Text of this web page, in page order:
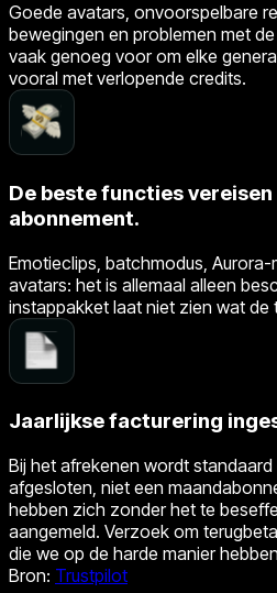
Goede avatars, onvoorspelbare
bewegingen en problemen met
vaak genoeg voor om elke
vooral met verlopende credits.
De beste functies
abonnement.
Emotieclips, batchmodus,
avatars: het is allemaal alleen
instappakket laat niet zien wat de
Jaarlijkse facturering
Bij het afrekenen wordt
afgesloten, niet een
hebben zich zonder het te
aangemeld. Verzoek om
die we op de harde manier
Bron: Trustpilot